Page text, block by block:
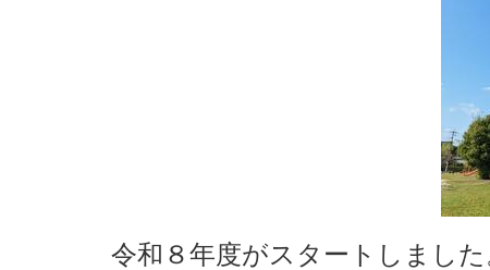
令和８年度がスタートしました